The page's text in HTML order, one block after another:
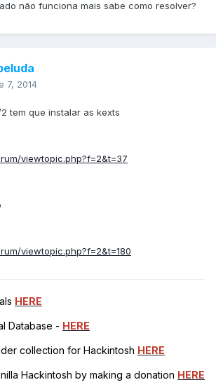
não funciona mais sabe como resolver?
7, 2014
tem que instalar as kexts
viewtopic.php?f=2&t=37
viewtopic.php?f=2&t=180
HERE
Database - HERE
collection for Hackintosh HERE
Hackintosh by making a donation HERE